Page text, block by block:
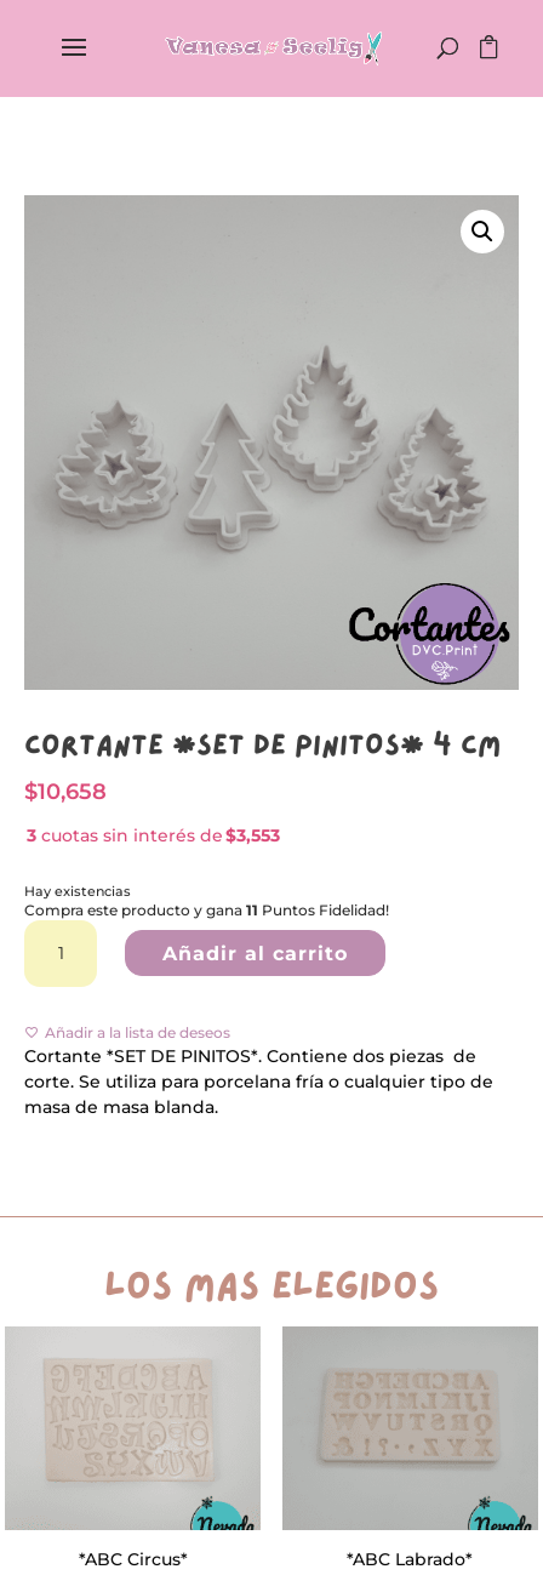
Cortante *SET DE PINITOS* 4 CM
$10,658
3 cuotas sin interés de$3,553
Hay existencias
Compra este producto y gana11 Puntos Fidelidad!
Cortante
PINITOS*
CM
cantidad
Añadir al carrito
t
i
Añadir a la lista de deseos
Cortante *SET DE PINITOS*. Contiene dos piezas de
corte. Se utiliza para porcelana fría o cualquier tipo de
masa de masa blanda.
los más elegidos
*ABC Circus*
*ABC Labrado*